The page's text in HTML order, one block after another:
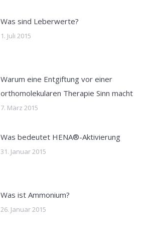
Was sind Leberwerte?
1. Juli 2015
Warum eine Entgiftung vor einer
orthomolekularen Therapie Sinn macht
7. März 2015
Was bedeutet HENA®-Aktivierung
31. Januar 2015
Was ist Ammonium?
26. Januar 2015